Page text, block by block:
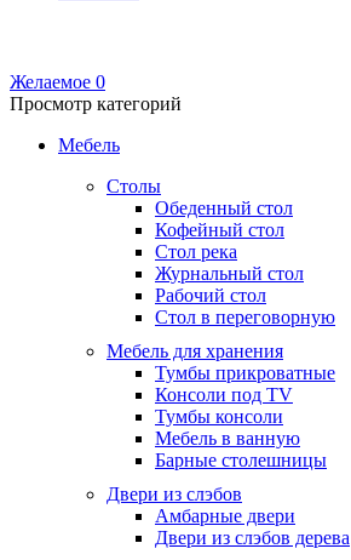
Желаемое 0
Просмотр категорий
Мебель
Столы
Обеденный стол
Кофейный стол
Стол река
Журнальный стол
Рабочий стол
Стол в переговорную
Мебель для хранения
Тумбы прикроватные
Консоли под TV
Тумбы консоли
Мебель в ванную
Барные столешницы
Двери из слэбов
Амбарные двери
Двери из слэбов дерева